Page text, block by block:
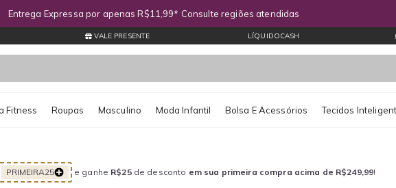
Entrega Expressa por apenas R$11,99* Consulte regiões atendidas
VALE PRESENTE LÍQUIDOCASH
Bolsa E Acessórios
Masculino Moda Infantil
Roupas
Fitness Tecidos
PRIMEIRA25 e ganhe R$25de desconto em sua primeira compra acima de R$249,99!